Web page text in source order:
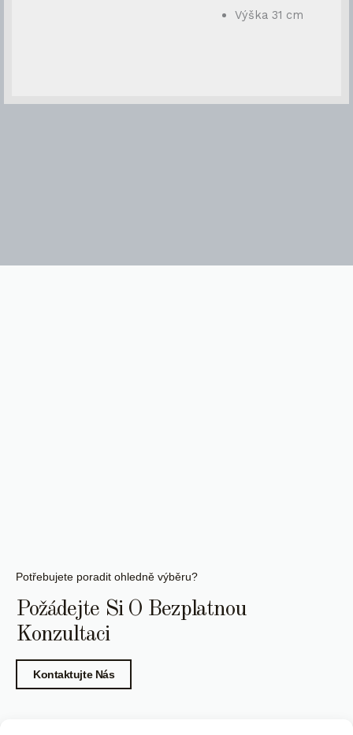
Výška 31 cm
Potřebujete poradit ohledně výběru?
Požádejte Si O Bezplatnou
Konzultaci
Kontaktujte Nás